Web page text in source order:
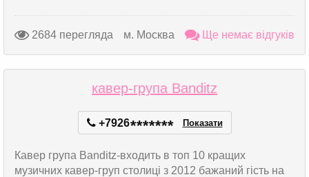
2684 перегляда м. Москва Ще немає відгуків
кавер-група Banditz
+7926******* Показати
Кавер група Banditz-входить в топ 10 кращих
музичних кавер-груп столиці з 2012 бажаний гість на